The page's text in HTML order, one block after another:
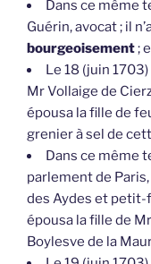
Dans ce même
Guérin, avocat ; il
bourgeoisement;
Le 18 (juin
Mr Vollaige de
épousa la fille de
grenier à sel de
Dans ce même
parlement de
des Aydes et petit-
épousa la fille de
Boylesve de la